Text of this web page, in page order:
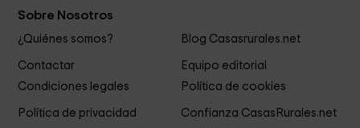
Sobre Nosotros
¿Quiénes somos? Blog Casasrurales.net
Contactar
Equipo editorial
Condiciones legales
Política de cookies
Política de privacidad Confianza CasasRurales.net